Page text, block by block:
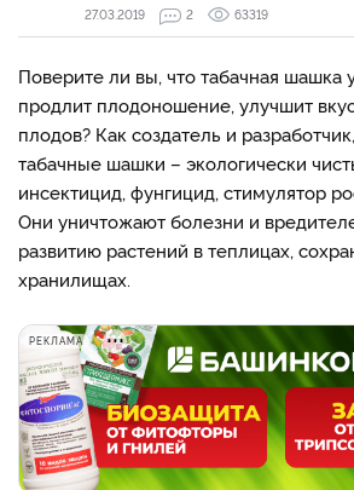
27.03.2019
2 63319
Поверите ли вы, что табачная шашка
продлит плодоношение, улучшит
плодов? Как создатель и
табачные шашки – экологически
инсектицид, фунгицид, стимулятор
Они уничтожают болезни и
развитию растений в теплицах,
хранилищах.
РЕКЛАМА